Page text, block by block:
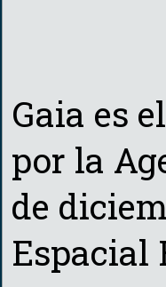
Gaia es
por la
de
Espacial